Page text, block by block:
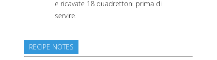
e ricavate 18 quadrettoni prima di
servire.
RECIPE NOTES